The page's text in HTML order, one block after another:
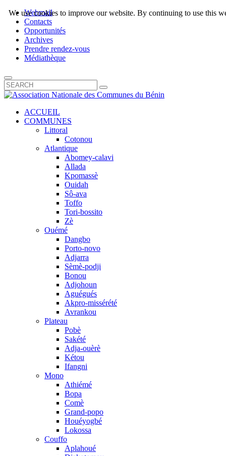
Webmail
Contacts
Opportunités
Archives
Prendre rendez-vous
Médiathèque
ACCUEIL
COMMUNES
Littoral
Cotonou
Atlantique
Abomey-calavi
Allada
Kpomassè
Ouidah
Sô-ava
Toffo
Tori-bossito
Zè
Ouémé
Dangbo
Porto-novo
Adjarra
Sèmè-podji
Bonou
Adjohoun
Aguégués
Akpro-missérété
Avrankou
Plateau
Pobè
Sakété
Adja-ouèrè
Kétou
Ifangni
Mono
Athiémé
Bopa
Comè
Grand-popo
Houéyogbé
Lokossa
Couffo
Aplahoué
We use cookies to improve our website. By continuing to use this